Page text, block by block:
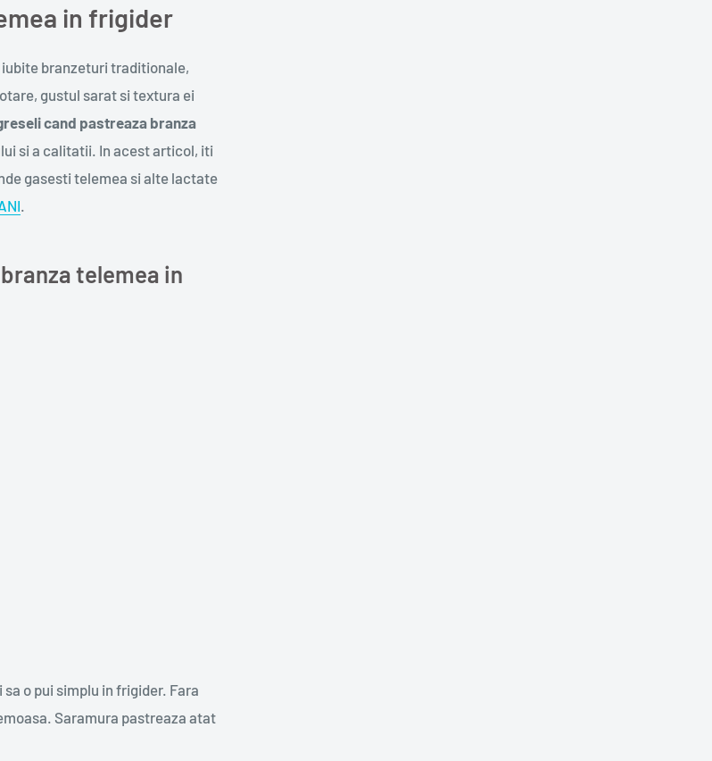
in frigider
branzeturi traditionale,
gustul sarat si textura ei
cand pastreaza branza
si a calitatii. In acest articol, iti
gasesti telemea si alte lactate
.
telemea in
o pui simplu in frigider. Fara
Saramura pastreaza atat